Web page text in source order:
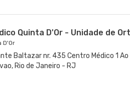
Quinta D'Or - Unidade de
D'Or
Baltazar nr. 435 Centro Médico 1 Ao
Rio de Janeiro - RJ